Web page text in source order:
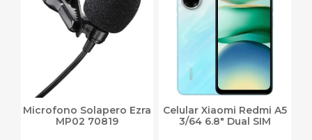
Microfono Solapero Ezra
MP02 70819
Celular Xiaomi Redmi A5
3/64 6.8" Dual SIM